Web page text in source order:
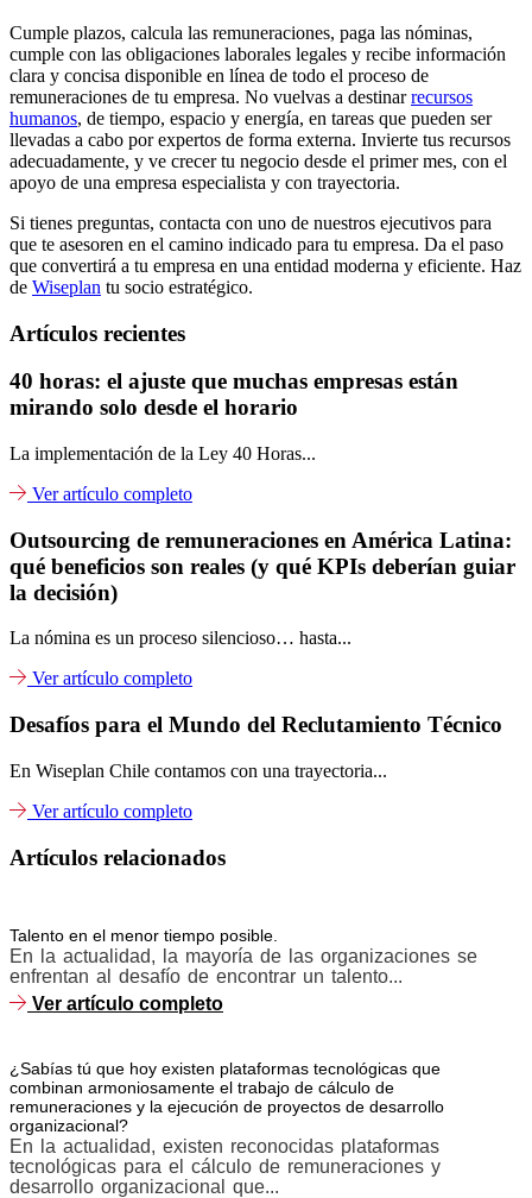
Cumple plazos, calcula las remuneraciones, paga las nóminas,
cumple con las obligaciones laborales legales y recibe información
clara y concisa disponible en línea de todo el proceso de
remuneraciones de tu empresa. No vuelvas a destinarrecursos
humanos, de tiempo, espacio y energía, en tareas que pueden ser
llevadas a cabo por expertos de forma externa. Invierte tus recursos
adecuadamente, y ve crecer tu negocio desde el primer mes, con el
apoyo de una empresa especialista y con trayectoria.
Si tienes preguntas, contacta con uno de nuestros ejecutivos para
que te asesoren en el camino indicado para tu empresa. Da el paso
que convertirá a tu empresa en una entidad moderna y eficiente. Haz
de Wiseplan tu socio estratégico.
Artículos recientes
40 horas: el ajuste que muchas empresas están
mirando solo desde el horario
La implementación de la Ley 40 Horas...
Ver artículo completo
Outsourcing de remuneraciones en América Latina:
qué beneficios son reales (y qué KPIs deberían guiar
la decisión)
La nómina es un proceso silencioso… hasta...
Ver artículo completo
Desafíos para el Mundo del Reclutamiento Técnico
En Wiseplan Chile contamos con una trayectoria...
Ver artículo completo
Artículos relacionados
Talento en el menor tiempo posible.
En la actualidad, la mayoría de las organizaciones se
enfrentan al desafío de encontrar un talento...
Ver artículo completo
¿Sabías tú que hoy existen plataformas tecnológicas que
combinan armoniosamente el trabajo de cálculo de
remuneraciones y la ejecución de proyectos de desarrollo
organizacional?
En la actualidad, existen reconocidas plataformas
tecnológicas para el cálculo de remuneraciones y
desarrollo organizacional que...